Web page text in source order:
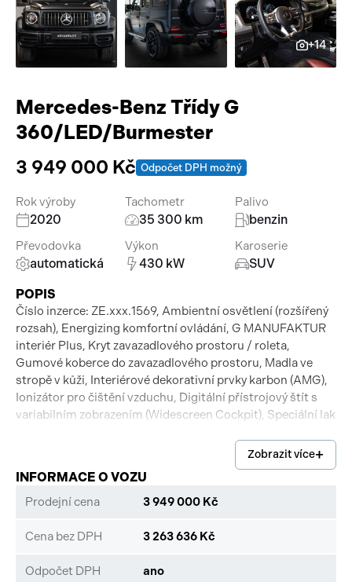
Pracovní stroje
Náhradní díly
Auto a život
Videa
+14
Mercedes-Benz Třídy G
360/LED/Burmester
3 949 000 Kč Odpočet DPH možný
Rok výroby
2020
Tachometr
35 300 km
Palivo
benzin
Převodovka
automatická
Výkon
430 kW
Karoserie
SUV
POPIS
Číslo inzerce: ZE.xxx.1569, Ambientní osvětlení (rozšířený
rozsah), Energizing komfortní ovládání, G MANUFAKTUR
interiér Plus, Kryt zavazadlového prostoru / roleta,
Gumové koberce do zavazadlového prostoru, Madla ve
stropě v kůži, Interiérové dekorativní prvky karbon (AMG),
Ionizátor pro čištění vzduchu, Digitální přístrojový štít s
variabilním zobrazením (Widescreen Cockpit), Speciální lak
AMG volant s ovládacími tlačítky, Litá kola AMG 10x22
(křížové paprsky, matná černá), Multibeam LED světlomety,
Paket aktivních multikonturových sedadel, Night paket,
Parkovací paket s 360° kamerou, Elektrické střešní okno,
Nappa, dvoubarevné s A-páskem, Surround sound systém
Zobrazit více
INFORMACE O VOZU
Prodejní cena 3 949 000 Kč
Cena bez DPH 3 263 636 Kč
Odpočet DPH ano